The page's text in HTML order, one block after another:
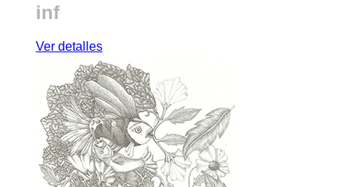
inf
Ver detalles